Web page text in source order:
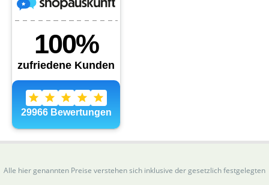
Alle hier genannten Preise verstehen sich inklusive der gesetzlich festgelegten